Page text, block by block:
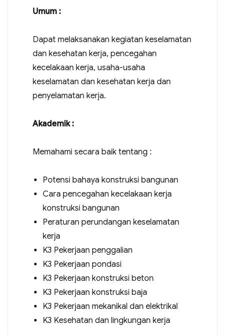
Umum :
Dapat melaksanakan kegiatan keselamatan
dan kesehatan kerja, pencegahan
kecelakaan kerja, usaha-usaha
keselamatan dan kesehatan kerja dan
penyelamatan kerja.
Akademik :
Memahami secara baik tentang :
Potensi bahaya konstruksi bangunan
Cara pencegahan kecelakaan kerja
konstruksi bangunan
Peraturan perundangan keselamatan
kerja
K3 Pekerjaan penggalian
K3 Pekerjaan pondasi
K3 Pekerjaan konstruksi beton
K3 Pekerjaan konstruksi baja
K3 Pekerjaan mekanikal dan elektrikal
K3 Kesehatan dan lingkungan kerja